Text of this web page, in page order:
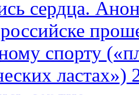
сердца.
спорту